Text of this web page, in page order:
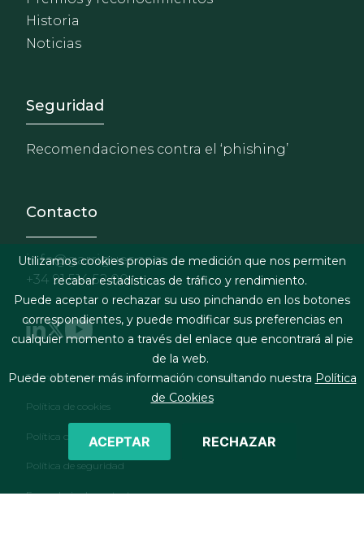
Historia
Noticias
Footer - Extranet y
Seguridad
Recomendaciones contra el ‘phishing’
Contacto
info@garrigues.com
+34 91 514 52 00
Footer menu
Términos legales y condiciones de contratación
Política de cookies
Política de privacidad
Política de seguridad
Formulario de contacto
Utilizamos cookies propias de medición que nos permiten
recabar estadísticas de tráfico y rendimiento.
Puede aceptar o rechazar su uso pinchando en los botones
correspondientes, y puede modificar sus preferencias en
cualquier momento a través del enlace que encontrará al pie
de la web.
Puede obtener más información consultando nuestra Política
de Cookies
ACEPTAR RECHAZAR